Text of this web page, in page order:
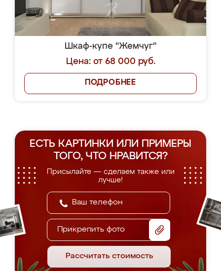
Шкаф-купе "Жемчуг"
Цена: от 68 000 руб.
ПОДРОБНЕЕ
ЕСТЬ КАРТИНКИ ИЛИ ПРИМЕРЫ
ТОГО, ЧТО НРАВИТСЯ?
Присылайте — сделаем также или
лучше!
Прикрепить фото
Рассчитать стоимость